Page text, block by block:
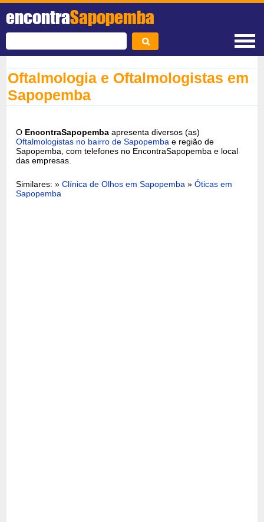
encontraSapopemba
Oftalmologia e Oftalmologistas em
Sapopemba
O EncontraSapopemba apresenta diversos (as)
Oftalmologistas no bairro de Sapopemba e região de
Sapopemba, com telefones no EncontraSapopemba e local
das empresas.
Similares: »Clínica de Olhos em Sapopemba »Óticas em
Sapopemba